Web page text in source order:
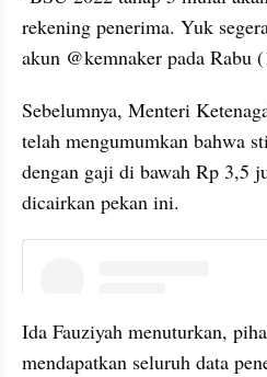
rekening penerima. Yuk
akun @kemnaker pada Rabu
Sebelumnya, Menteri
telah mengumumkan bahwa
dengan gaji di bawah Rp 3,5
dicairkan pekan ini.
Ida Fauziyah menuturkan,
mendapatkan seluruh data